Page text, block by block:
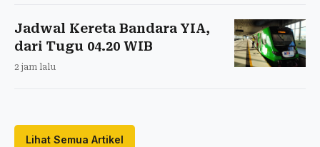
Jadwal Kereta Bandara YIA,
dari Tugu 04.20 WIB
2 jam lalu
Lihat Semua Artikel